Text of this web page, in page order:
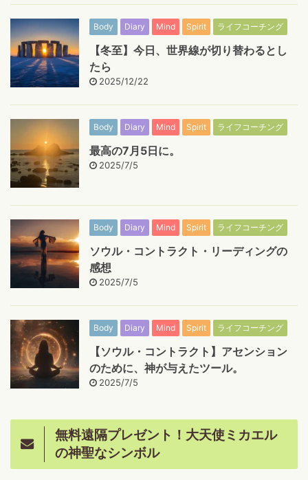
Body Diary Mind Spirit ライフコーチング
【冬至】今日、世界線が切り替わるとし
たら
2025/12/22
Body Diary Mind Spirit ライフコーチング
最高の7月5日に。
2025/7/5
Body Diary Mind Spirit ライフコーチング
ソウル・コントラクト・リーディングの
感想
2025/7/5
Body Diary Mind Spirit ライフコーチング
【ソウル・コントラクト】アセンション
のために、神が与えたツール。
2025/7/5
無料遠隔プレゼント！大天使ミカエル
の神聖なシンボル